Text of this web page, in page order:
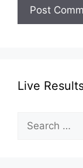
Live
Search
for: